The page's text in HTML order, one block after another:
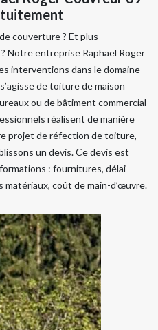
couverture ? Et plus
Notre entreprise Raphael Roger
interventions dans le domaine
de toiture de maison
ou de bâtiment commercial
réalisent de manière
projet de réfection de toiture,
un devis. Ce devis est
: fournitures, délai
matériaux, coût de main-d’œuvre.